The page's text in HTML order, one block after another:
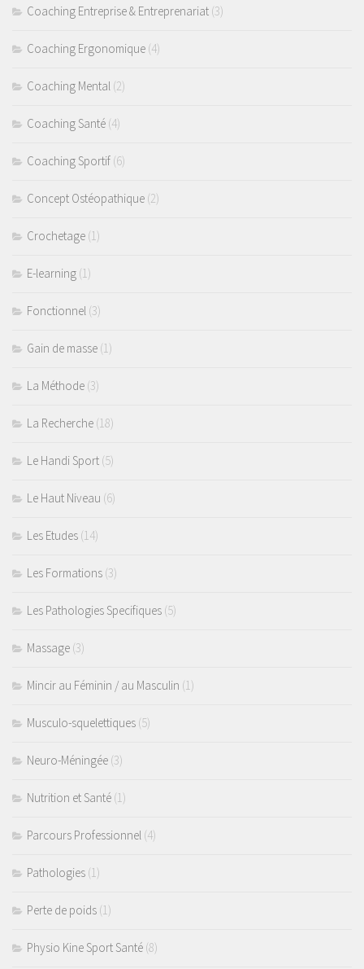
Coaching Entreprise & Entreprenariat (3)
Coaching Ergonomique (4)
Coaching Mental (2)
Coaching Santé (4)
Coaching Sportif (6)
Concept Ostéopathique (2)
Crochetage (1)
E-learning (1)
Fonctionnel (3)
Gain de masse (1)
La Méthode (3)
La Recherche (18)
Le Handi Sport (5)
Le Haut Niveau (6)
Les Etudes (14)
Les Formations (3)
Les Pathologies Specifiques (5)
Massage (3)
Mincir au Féminin / au Masculin (1)
Musculo-squelettiques (5)
Neuro-Méningée (3)
Nutrition et Santé (1)
Parcours Professionnel (4)
Pathologies (1)
Perte de poids (1)
Physio Kine Sport Santé (8)